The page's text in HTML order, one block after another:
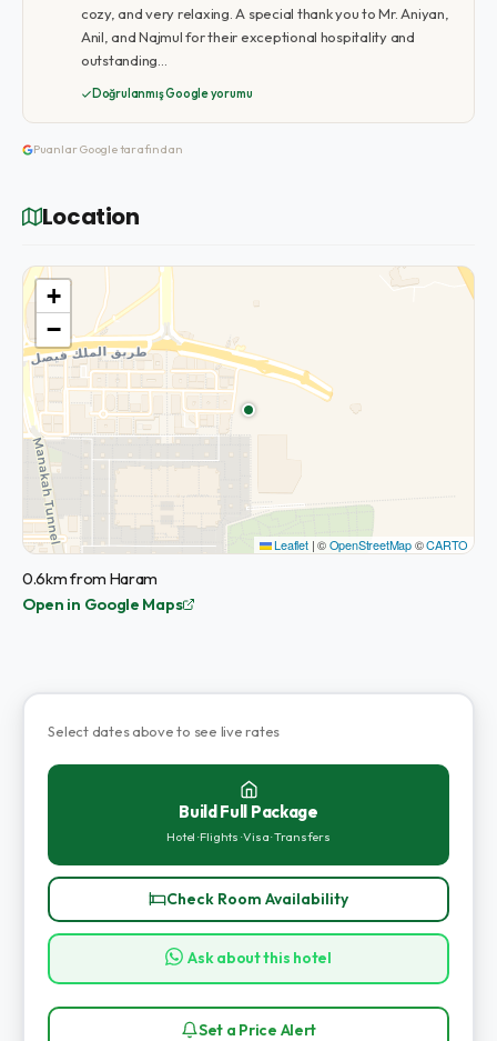
cozy, and very relaxing. A special thank you to Mr. Aniyan,
Anil, and Najmul for their exceptional hospitality and
outstanding…
Doğrulanmış Google yorumu
Puanlar Google tarafından
Location
+
−
Leaflet |©OpenStreetMap©CARTO
0.6km from Haram
Open in Google Maps
Select dates above to see live rates
Build Full Package
Hotel · Flights · Visa · Transfers
Check Room Availability
Ask about this hotel
Set a Price Alert